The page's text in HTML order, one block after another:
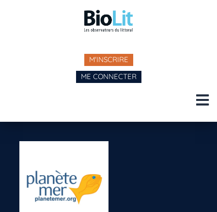
M'INSCRIRE
ME CONNECTER